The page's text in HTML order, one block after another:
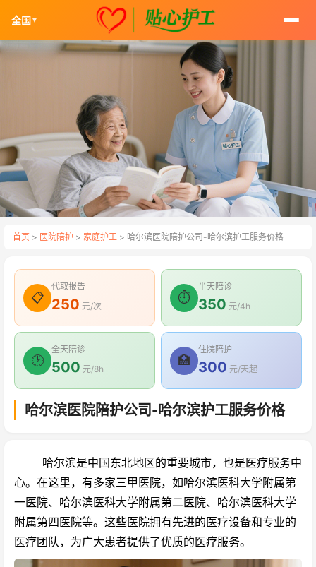
全国 ▼
首页 > 医院陪护 > 家庭护工 > 哈尔滨医院陪护公司-哈尔滨护工服务价格
📋
代取报告
250 元/次
⏱
半天陪诊
350 元/4h
🕑
全天陪诊
500 元/8h
🏥
住院陪护
300 元/天起
哈尔滨医院陪护公司-哈尔滨护工服务价格
哈尔滨是中国东北地区的重要城市，也是医疗服务中
心。在这里，有多家三甲医院，如哈尔滨医科大学附属第
一医院、哈尔滨医科大学附属第二医院、哈尔滨医科大学
附属第四医院等。这些医院拥有先进的医疗设备和专业的
医疗团队，为广大患者提供了优质的医疗服务。